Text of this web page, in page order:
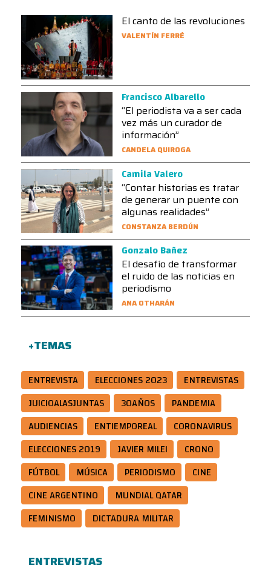
El canto de las revoluciones
VALENTÍN FERRÉ
Francisco Albarello
“El periodista va a ser cada
vez más un curador de
información”
CANDELA QUIROGA
Camila Valero
“Contar historias es tratar
de generar un puente con
algunas realidades”
CONSTANZA BERDÚN
Gonzalo Bañez
El desafío de transformar
el ruido de las noticias en
periodismo
ANA OTHARÁN
+TEMAS
ENTREVISTA ELECCIONES 2023
ENTREVISTAS
JUICIOALASJUNTAS
30AÑOS
PANDEMIA
AUDIENCIAS
ENTIEMPOREAL
CORONAVIRUS
ELECCIONES 2019
JAVIER MILEI
CRONO
FÚTBOL
MÚSICA PERIODISMO
CINE
CINE ARGENTINO
MUNDIAL QATAR
FEMINISMO
DICTADURA MILITAR
ENTREVISTAS